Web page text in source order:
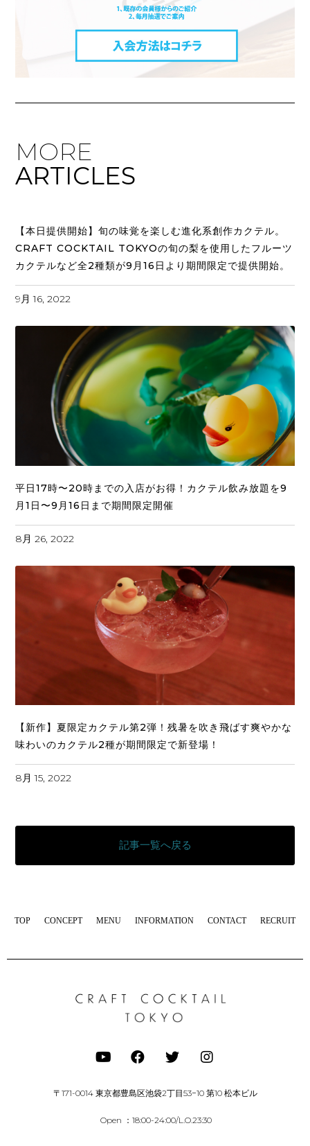
MORE
ARTICLES
【本日提供開始】旬の味覚を楽しむ進化系創作カクテル。
CRAFT COCKTAIL TOKYOの旬の梨を使用したフルーツ
カクテルなど全2種類が9月16日より期間限定で提供開始。
9月 16, 2022
平日17時〜20時までの入店がお得！カクテル飲み放題を9
月1日〜9月16日まで期間限定開催
8月 26, 2022
【新作】夏限定カクテル第2弾！残暑を吹き飛ばす爽やかな
味わいのカクテル2種が期間限定で新登場！
8月 15, 2022
記事一覧へ戻る
TOP CONCEPT MENU INFORMATION CONTACT RECRUIT
〒171-0014 東京都豊島区池袋2丁目53−10 第10 松本ビル
Open ：18:00-24:00/L.O.23:30